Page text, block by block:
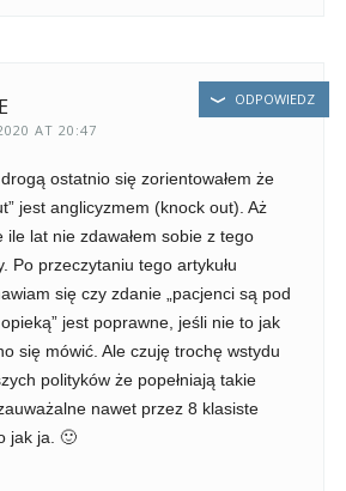
AT 20:47
ostatnio się zorientowałem że
jest anglicyzmem (knock out). Aż
ile lat nie zdawałem sobie z tego
Po przeczytaniu tego artykułu
się czy zdanie „pacjenci są pod
jest poprawne, jeśli nie to jak
się mówić. Ale czuję trochę wstydu
polityków że popełniają takie
nawet przez 8 klasiste
jak ja. 🙂
ODPOWIEDZ